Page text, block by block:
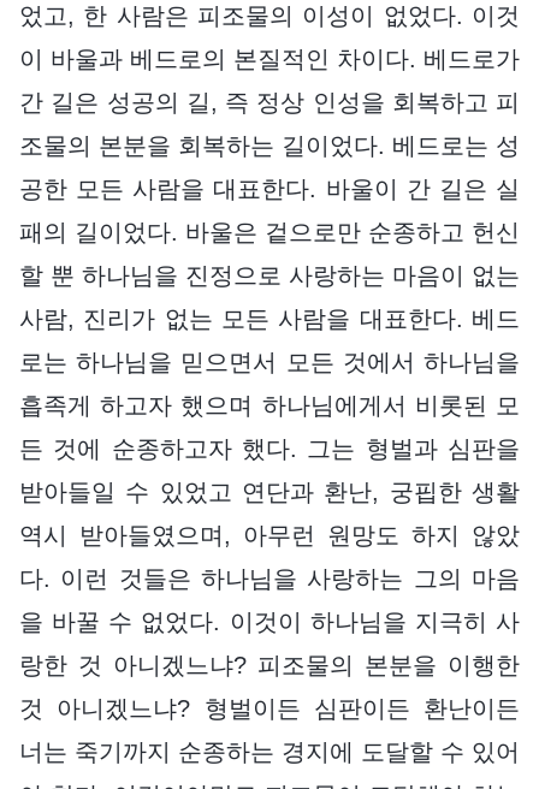
었고, 한 사람은 피조물의 이성이 없었다. 이것
이 바울과 베드로의 본질적인 차이다. 베드로가
간 길은 성공의 길, 즉 정상 인성을 회복하고 피
조물의 본분을 회복하는 길이었다. 베드로는 성
공한 모든 사람을 대표한다. 바울이 간 길은 실
패의 길이었다. 바울은 겉으로만 순종하고 헌신
할 뿐 하나님을 진정으로 사랑하는 마음이 없는
사람, 진리가 없는 모든 사람을 대표한다. 베드
로는 하나님을 믿으면서 모든 것에서 하나님을
흡족게 하고자 했으며 하나님에게서 비롯된 모
든 것에 순종하고자 했다. 그는 형벌과 심판을
받아들일 수 있었고 연단과 환난, 궁핍한 생활
역시 받아들였으며, 아무런 원망도 하지 않았
다. 이런 것들은 하나님을 사랑하는 그의 마음
을 바꿀 수 없었다. 이것이 하나님을 지극히 사
랑한 것 아니겠느냐? 피조물의 본분을 이행한
것 아니겠느냐? 형벌이든 심판이든 환난이든
너는 죽기까지 순종하는 경지에 도달할 수 있어